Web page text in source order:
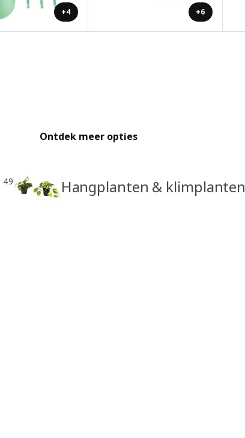
+4 +6
Ontdek meer opties
49 Hangplanten & klimplanten